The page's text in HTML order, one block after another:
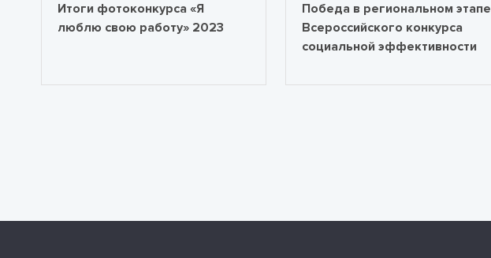
Итоги фотоконкурса «Я
люблю свою работу» 2023
Победа в региональном этапе
Всероссийского конкурса
социальной эффективности